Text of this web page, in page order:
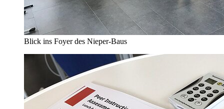
Blick ins Foyer des Nieper-Baus